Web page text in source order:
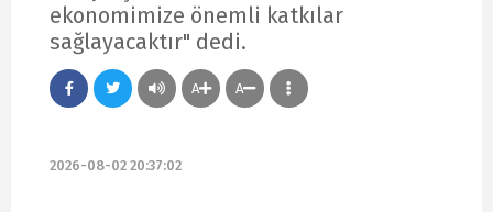
ekonomimize önemli katkılar
sağlayacaktır" dedi.
A A
2026-08-02 20:37:02